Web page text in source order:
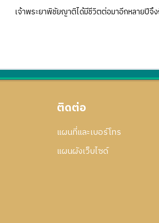
เจ้าพระยาพิชัยญาติได้มีชีวิตต่อมาอีกหลายปีจึง
ติดต่อ
แผนที่และเบอร์โทร
แผนผังเว็บไซด์